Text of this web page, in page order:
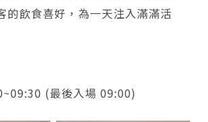
的飲食喜好，為一天注入滿滿活
(最後入場 09:00)